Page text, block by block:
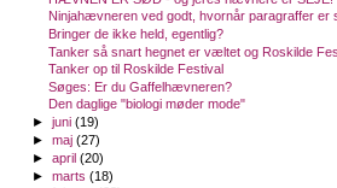
Ninjahævneren ved godt, hvornår paragraffer er
Bringer de ikke held, egentlig?
Tanker så snart hegnet er væltet og Roskilde
Tanker op til Roskilde Festival
Søges: Er du Gaffelhævneren?
Den daglige "biologi møder mode"
►juni(19)
►maj(27)
►april(20)
►marts(18)